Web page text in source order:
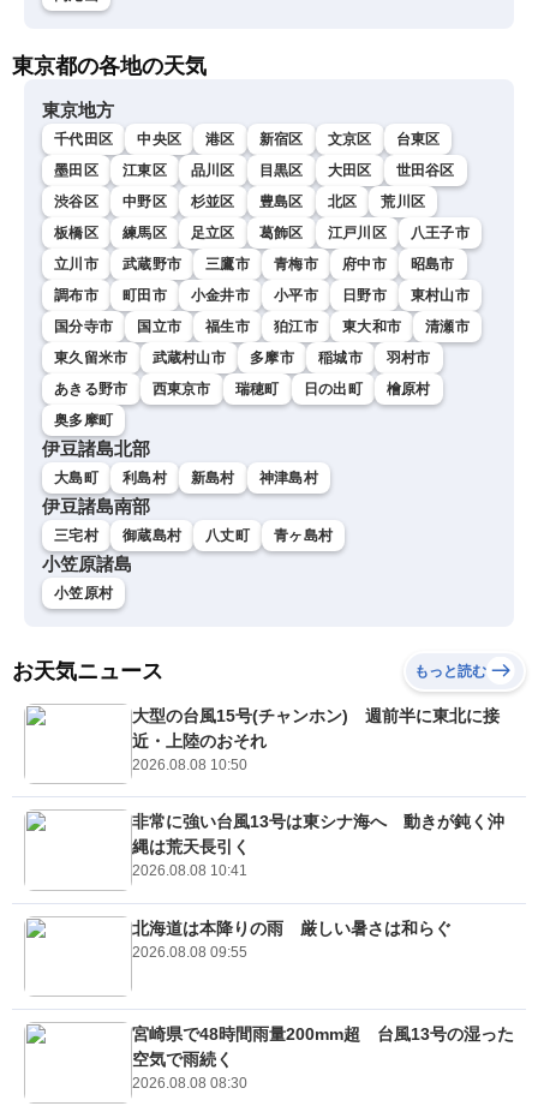
東京都の各地の天気
東京地方
千代田区 中央区 港区 新宿区 文京区
台東区
墨田区
江東区 品川区 目黒区 大田区
世田谷区
渋谷区
中野区 杉並区 豊島区 北区
荒川区
板橋区
練馬区 足立区 葛飾区 江戸川区
八王子市
立川市
武蔵野市 三鷹市 青梅市 府中市
昭島市
調布市
町田市 小金井市 小平市 日野市
東村山市
国分寺市
国立市 福生市 狛江市 東大和市
清瀬市
東久留米市
武蔵村山市 多摩市 稲城市
羽村市
あきる野市
西東京市 瑞穂町 日の出町
檜原村
奥多摩町
伊豆諸島北部
大島町 利島村 新島村 神津島村
伊豆諸島南部
三宅村 御蔵島村 八丈町 青ヶ島村
小笠原諸島
小笠原村
お天気ニュース もっと読む
大型の台風15号(チャンホン) 週前半に東北に接
近・上陸のおそれ
2026.08.08 10:50
非常に強い台風13号は東シナ海へ 動きが鈍く沖
縄は荒天長引く
2026.08.08 10:41
北海道は本降りの雨 厳しい暑さは和らぐ
2026.08.08 09:55
宮崎県で48時間雨量200mm超 台風13号の湿った
空気で雨続く
2026.08.08 08:30